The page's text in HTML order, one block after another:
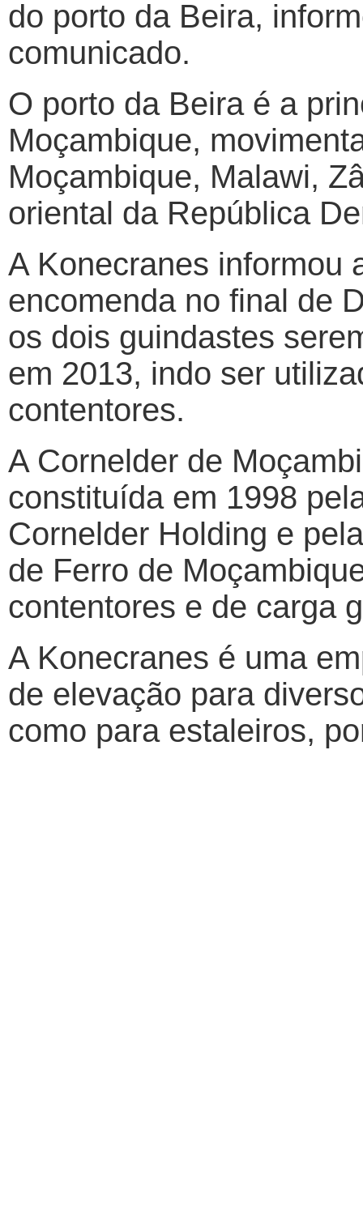
do porto da Beira,
comunicado.
O porto da Beira é a
Moçambique,
Moçambique, Malawi,
oriental da República
A Konecranes informou
encomenda no final de
os dois guindastes
em 2013, indo ser
contentores.
A Cornelder de
constituída em 1998
Cornelder Holding e
de Ferro de
contentores e de carga
A Konecranes é uma
de elevação para
como para estaleiros,